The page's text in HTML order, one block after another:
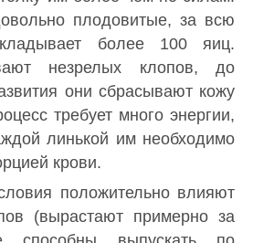
плодовитые, за всю
более 100 яиц.
незрелых клопов, до
они сбрасывают кожу
требует много энергии,
линькой им необходимо
крови.
положительно влияют
(вырастают примерно за